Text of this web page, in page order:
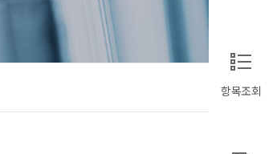
항목조회